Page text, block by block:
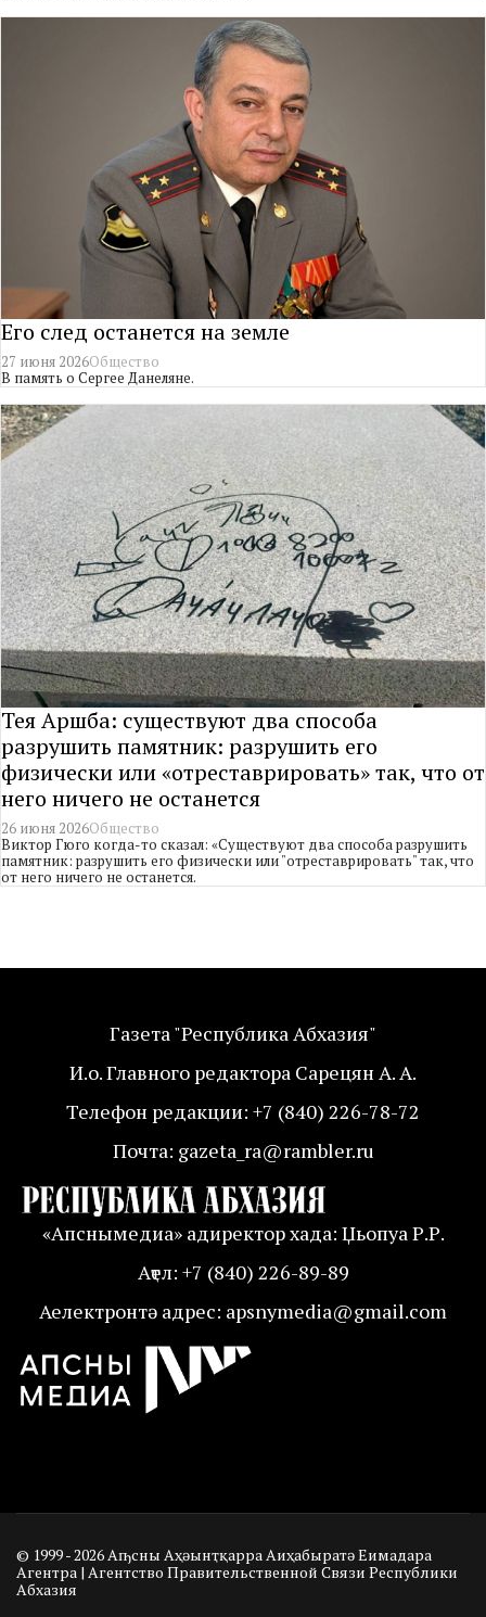
Его след останется на земле
27 июня 2026Общество
В память о Сергее Данеляне.
Тея Аршба: существуют два способа
разрушить памятник: разрушить его
физически или «отреставрировать» так, что от
него ничего не останется
26 июня 2026Общество
Виктор Гюго когда-то сказал: «Существуют два способа разрушить
памятник: разрушить его физически или "отреставрировать" так, что
от него ничего не останется.
Газета "Республика Абхазия"
И.о. Главного редактора Сарецян А. А.
Телефон редакции: +7 (840) 226-78-72
Почта: gazeta_ra@rambler.ru
«Апснымедиа» адиректор хада: Џьопуа Р.Р.
Аҭел: +7 (840) 226-89-89
Аелектронтә адрес: apsnymedia@gmail.com
© 1999 - 2026 Аҧсны Аҳәынҭқарра Аиҳабыратә Еимадара
Агентра | Агентство Правительственной Связи Республики
Абхазия